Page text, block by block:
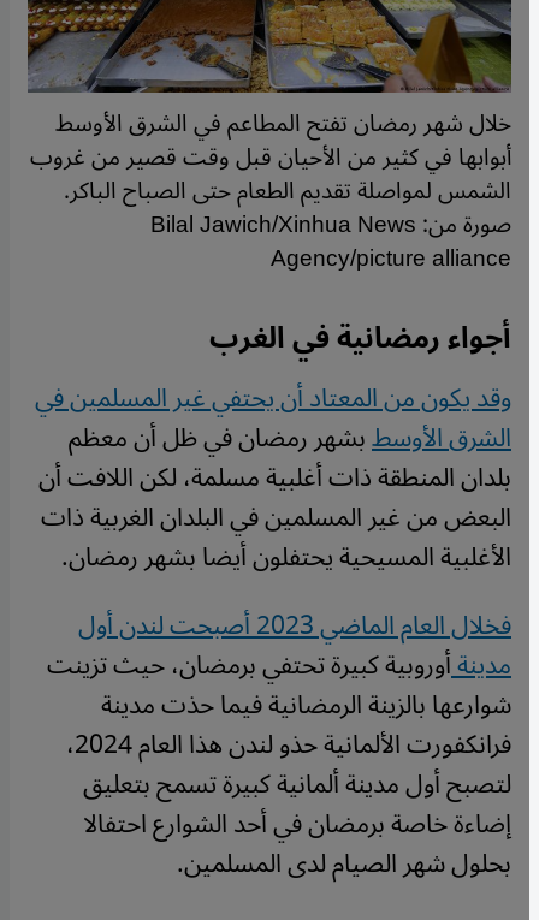
خلال شهر رمضان تفتح المطاعم في الشرق الأوسط
أبوابها في كثير من الأحيان قبل وقت قصير من غروب
الشمس لمواصلة تقديم الطعام حتى الصباح الباكر.
صورة من: Bilal Jawich/Xinhua News
Agency/picture alliance
أجواء رمضانية في الغرب
وقد يكون من المعتاد أن يحتفي غير المسلمين في
الشرق الأوسطبشهر رمضان في ظل أن معظم
بلدان المنطقة ذات أغلبية مسلمة، لكن اللافت أن
البعض من غير المسلمين في البلدان الغربية ذات
الأغلبية المسيحية يحتفلون أيضا بشهر رمضان.
فخلال العام الماضي 2023 أصبحت لندن أول
مدينةأوروبية كبيرة تحتفي برمضان، حيث تزينت
شوارعها بالزينة الرمضانية فيما حذت مدينة
فرانكفورت الألمانية حذو لندن هذا العام 2024،
لتصبح أول مدينة ألمانية كبيرة تسمح بتعليق
إضاءة خاصة برمضان في أحد الشوارع احتفالا
بحلول شهر الصيام لدى المسلمين.